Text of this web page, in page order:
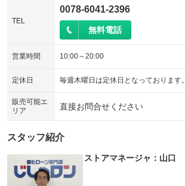
TEL
0078-6041-2396
無料電話
営業時間 10:00～20:00
定休日 毎週木曜日は定休日となっております。
販売可能エ
リア
直接お問合せください
スタッフ紹介
ストアマネージャ：山口